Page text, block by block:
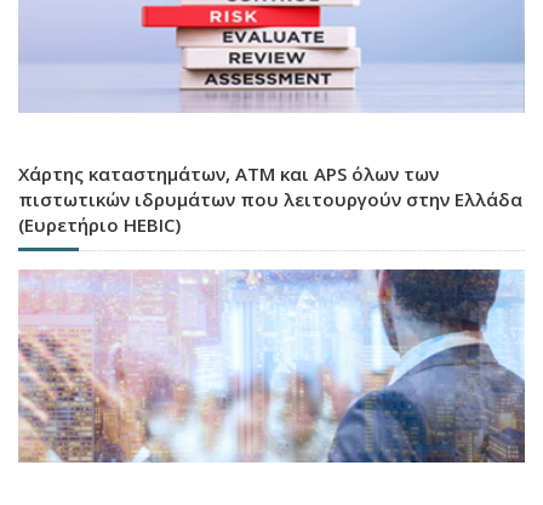
Χάρτης καταστημάτων, ATM και APS όλων των
πιστωτικών ιδρυμάτων που λειτουργούν στην Ελλάδα
(Ευρετήριο HEBIC)